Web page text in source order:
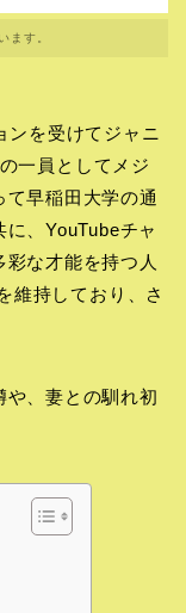
ます。
ンを受けてジャニ
一員としてメジ
早稲田大学の通
、YouTubeチャ
な才能を持つ人
維持しており、さ
や、妻との馴れ初